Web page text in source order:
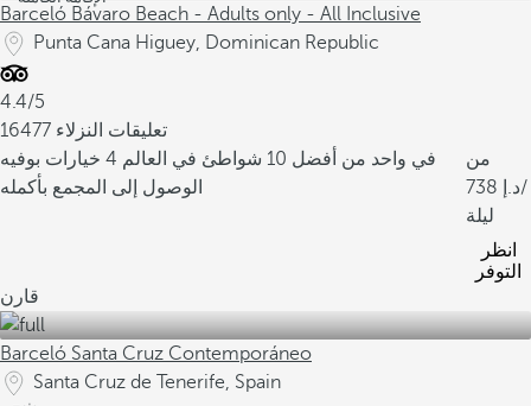
Barceló Bávaro Beach - Adults only - All Inclusive
Punta Cana Higuey, Dominican Republic
4.4/5
16477 تعليقات النزلاء
في واحد من أفضل 10 شواطئ في العالم
4 خيارات بوفيه
الوصول إلى المجمع بأكمله
من
738
/
ليلة
انظر
التوفر
قارن
Barceló Santa Cruz Contemporáneo
Santa Cruz de Tenerife, Spain